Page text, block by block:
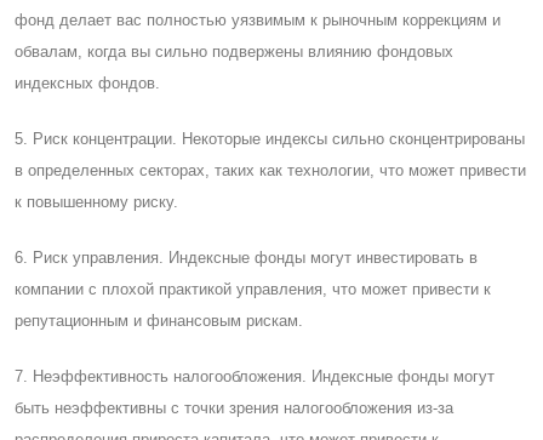
фонд делает вас полностью уязвимым к рыночным коррекциям и
обвалам, когда вы сильно подвержены влиянию фондовых
индексных фондов.
5. Риск концентрации. Некоторые индексы сильно сконцентрированы
в определенных секторах, таких как технологии, что может привести
к повышенному риску.
6. Риск управления. Индексные фонды могут инвестировать в
компании с плохой практикой управления, что может привести к
репутационным и финансовым рискам.
7. Неэффективность налогообложения. Индексные фонды могут
быть неэффективны с точки зрения налогообложения из-за